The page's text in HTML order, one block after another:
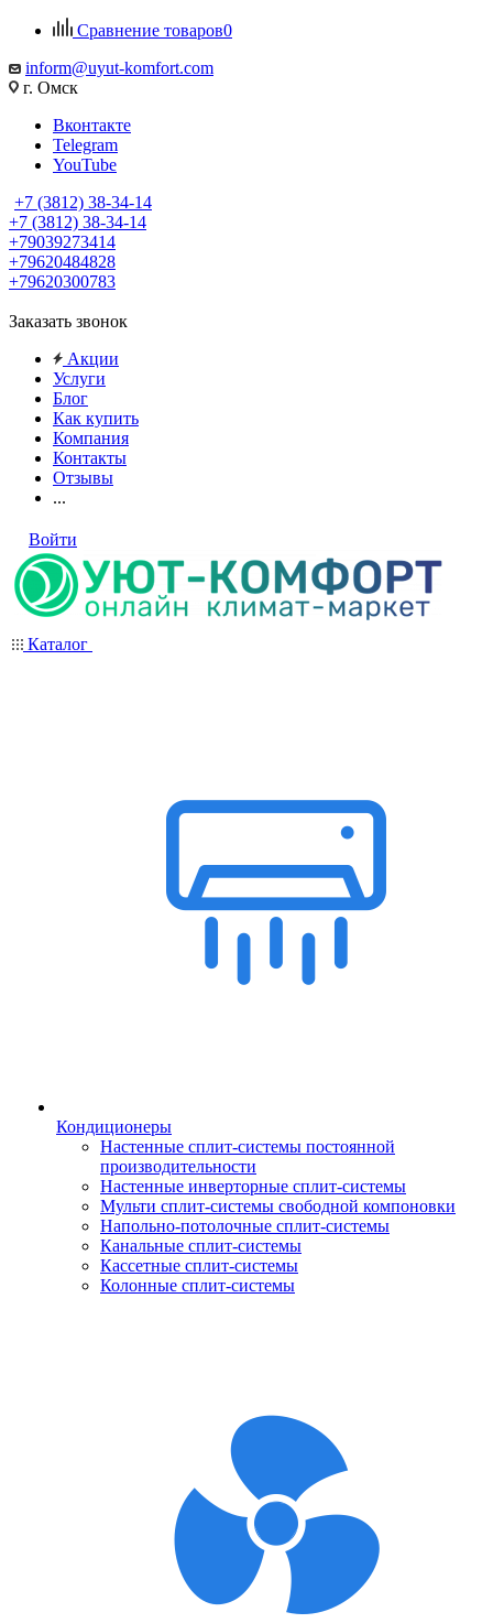
Сравнение товаров0
inform@uyut-komfort.com
г. Омск
Вконтакте
Telegram
YouTube
+7 (3812) 38-34-14
+7 (3812) 38-34-14
+79039273414
+79620484828
+79620300783
Заказать звонок
Акции
Услуги
Блог
Как купить
Компания
Контакты
Отзывы
...
Войти
Каталог
Кондиционеры
Настенные сплит-системы постоянной
производительности
Настенные инверторные сплит-системы
Мульти сплит-системы свободной компоновки
Напольно-потолочные сплит-системы
Канальные сплит-системы
Кассетные сплит-системы
Колонные сплит-системы